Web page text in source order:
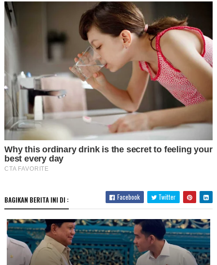
BAGIKAN BERITA INI DI : Facebook Twitter